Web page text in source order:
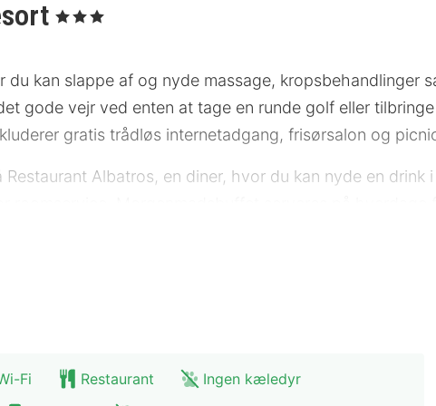
, 3 Stjerner
kan slappe af og nyde massage, kropsbehandlinger
gode vejr ved enten at tage en runde golf eller
gratis trådløs internetadgang, frisørsalon og
Albatros, en diner, hvor du kan nyde en drink
side som 3 stjerner.
til en flersproget medarbejderstab, bagageopbevaring
Selvstændig parkering (tillægsgebyr) er til
Fi Restaurant
Ingen kæledyr